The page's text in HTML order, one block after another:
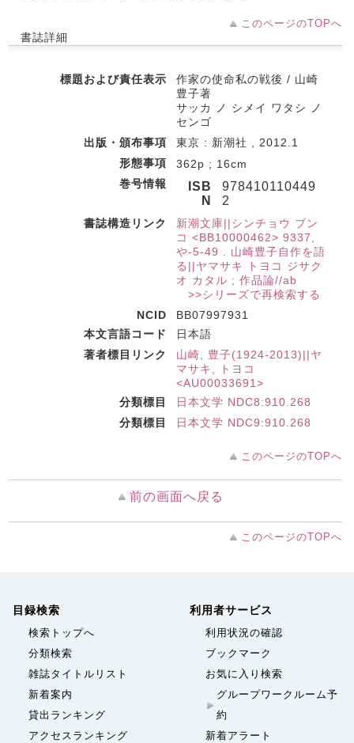
このページのTOPへ
書誌詳細
標題および責任表示
作家の使命私の戦後 / 山崎
豊子著
サッカ ノ シメイ ワタシ ノ
センゴ
出版・頒布事項
東京 : 新潮社 , 2012.1
形態事項
362p ; 16cm
巻号情報
ISB
N
978410110449
2
書誌構造リンク
新潮文庫||シンチョウ ブン
コ <BB10000462> 9337,
や-5-49 . 山崎豊子自作を語
る||ヤマサキ トヨコ ジサク
オ カタル ; 作品論//ab
>>シリーズで再検索する
NCID
BB07997931
本文言語コード
日本語
著者標目リンク
山崎, 豊子(1924-2013)||ヤ
マサキ, トヨコ
<AU00033691>
分類標目
日本文学 NDC8:910.268
分類標目
日本文学 NDC9:910.268
このページのTOPへ
前の画面へ戻る
このページのTOPへ
目録検索
検索トップへ
分類検索
雑誌タイトルリスト
新着案内
貸出ランキング
アクセスランキング
利用者サービス
利用状況の確認
ブックマーク
お気に入り検索
グループワークルーム予
約
新着アラート